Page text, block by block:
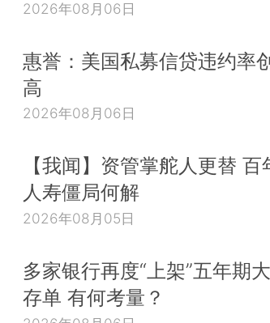
2026年08月06日
惠誉：美国私募信贷违约率
高
2026年08月06日
【我闻】资管掌舵人更替 百
人寿僵局何解
2026年08月05日
多家银行再度“上架”五年期
存单 有何考量？